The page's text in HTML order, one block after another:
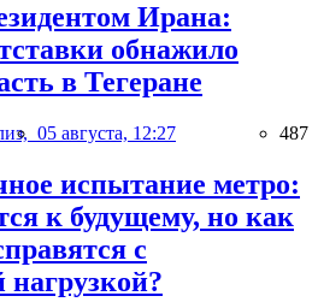
Ирана:
обнажило
в Тегеране
05 августа, 12:27 487
испытание метро:
к будущему, но как
с
нагрузкой?